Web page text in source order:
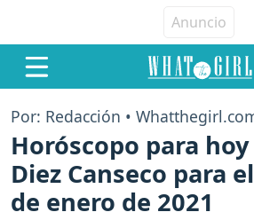
Por: Redacción •
Horóscopo para hoy
Diez Canseco para
de enero de 2021